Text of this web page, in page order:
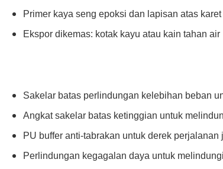
Primer kaya seng epoksi dan lapisan atas
Ekspor dikemas: kotak kayu atau kain tahan air
Sakelar batas perlindungan kelebihan beban
Angkat sakelar batas ketinggian untuk
PU buffer anti-tabrakan untuk derek perjalanan
Perlindungan kegagalan daya untuk